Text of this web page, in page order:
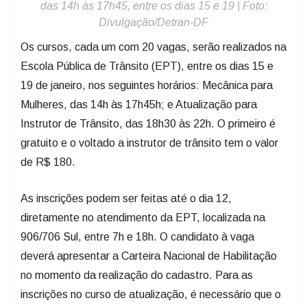
das 14h às 17h45, entre os dias 15 e 19 | Foto:
Divulgação/Detran-DF
Os cursos, cada um com 20 vagas, serão realizados na
Escola Pública de Trânsito (EPT), entre os dias 15 e
19 de janeiro, nos seguintes horários: Mecânica para
Mulheres, das 14h às 17h45h; e Atualização para
Instrutor de Trânsito, das 18h30 às 22h. O primeiro é
gratuito e o voltado a instrutor de trânsito tem o valor
de R$ 180.
As inscrições podem ser feitas até o dia 12,
diretamente no atendimento da EPT, localizada na
906/706 Sul, entre 7h e 18h. O candidato à vaga
deverá apresentar a Carteira Nacional de Habilitação
no momento da realização do cadastro. Para as
inscrições no curso de atualização, é necessário que o